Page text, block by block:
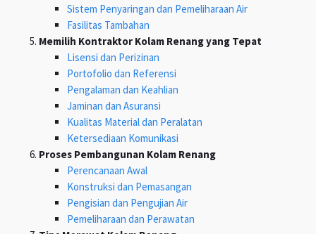
Sistem Penyaringan dan Pemeliharaan Air
Fasilitas Tambahan
Memilih Kontraktor Kolam Renang yang Tepat
Lisensi dan Perizinan
Portofolio dan Referensi
Pengalaman dan Keahlian
Jaminan dan Asuransi
Kualitas Material dan Peralatan
Ketersediaan Komunikasi
Proses Pembangunan Kolam Renang
Perencanaan Awal
Konstruksi dan Pemasangan
Pengisian dan Pengujian Air
Pemeliharaan dan Perawatan